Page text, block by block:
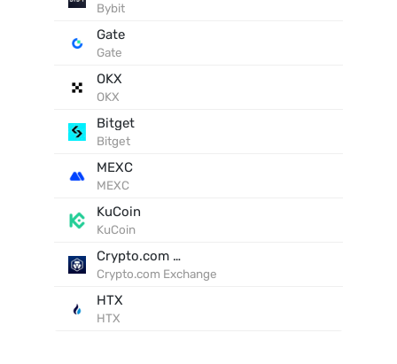
Bybit
Gate
Gate
OKX
OKX
Bitget
Bitget
MEXC
MEXC
KuCoin
KuCoin
Crypto.com Exchange
Crypto.com Exchange
HTX
HTX